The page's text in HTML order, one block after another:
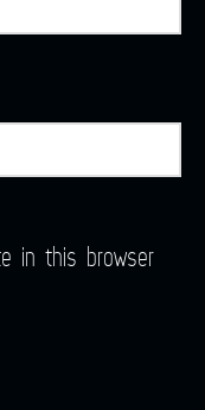
in this browser